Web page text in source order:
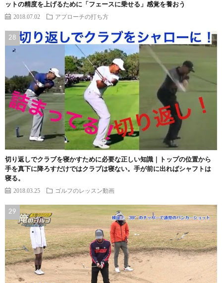
ットの精度を上げるために「フェースに乗せる」感覚を養おう
2018.07.02 アプローチの打ち方
切り返しでクラブを寝かすために必要な正しい知識｜トップの位置から
手を真下に降ろすだけではクラブは寝ない。手が前に出ればシャフトは
寝る。
2018.03.25 ゴルフのレッスン動画